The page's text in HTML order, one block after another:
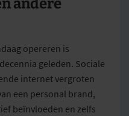
andere
opereren is
geleden. Sociale
internet vergroten
een personal brand,
beïnvloeden en zelfs